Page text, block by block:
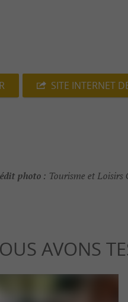
SITE INTERNET
photo : Tourisme et
AVONS